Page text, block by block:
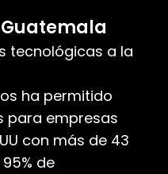
tecnológicas a la
ha permitido
para empresas
con más de 43
de